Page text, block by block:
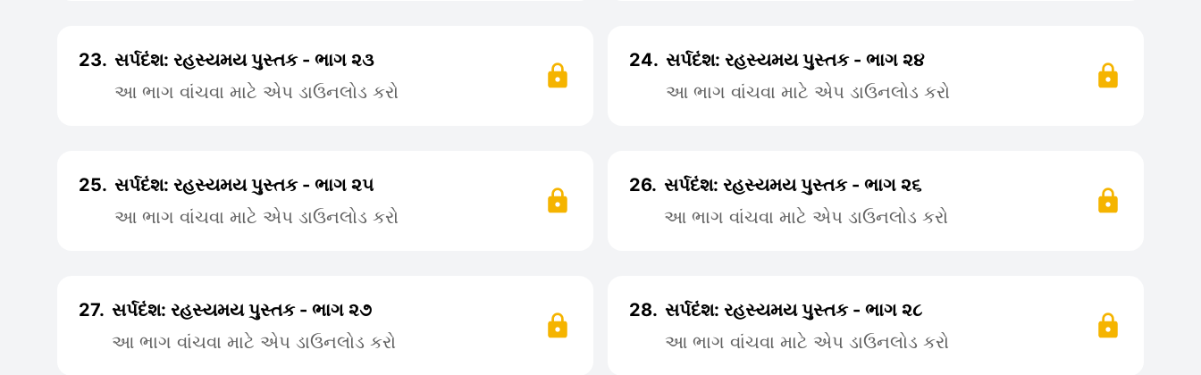
23. સર્પદંશ: રહસ્યમય પુસ્તક - ભાગ ૨૩
આ ભાગ વાંચવા માટે એપ ડાઉનલોડ કરો
24. સર્પદંશ: રહસ્યમય પુસ્તક - ભાગ ૨૪
આ ભાગ વાંચવા માટે એપ ડાઉનલોડ કરો
25. સર્પદંશ: રહસ્યમય પુસ્તક - ભાગ ૨૫
આ ભાગ વાંચવા માટે એપ ડાઉનલોડ કરો
26. સર્પદંશ: રહસ્યમય પુસ્તક - ભાગ ૨૬
આ ભાગ વાંચવા માટે એપ ડાઉનલોડ કરો
27. સર્પદંશ: રહસ્યમય પુસ્તક - ભાગ ૨૭
આ ભાગ વાંચવા માટે એપ ડાઉનલોડ કરો
28. સર્પદંશ: રહસ્યમય પુસ્તક - ભાગ ૨૮
આ ભાગ વાંચવા માટે એપ ડાઉનલોડ કરો